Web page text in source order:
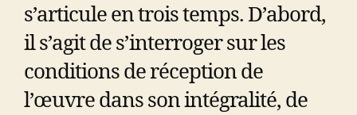
s’articule en trois temps. D’abord,
il s’agit de s’interroger sur les
conditions de réception de
l’œuvre dans son intégralité, de